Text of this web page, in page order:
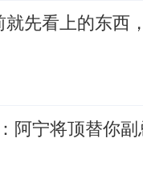
先看上的东西
阿宁将顶替你副